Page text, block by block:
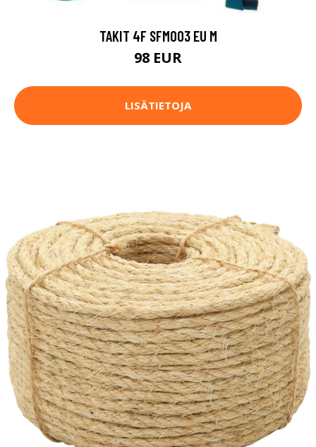
TAKIT 4F SFM003 EU M
98 EUR
LISÄTIETOJA